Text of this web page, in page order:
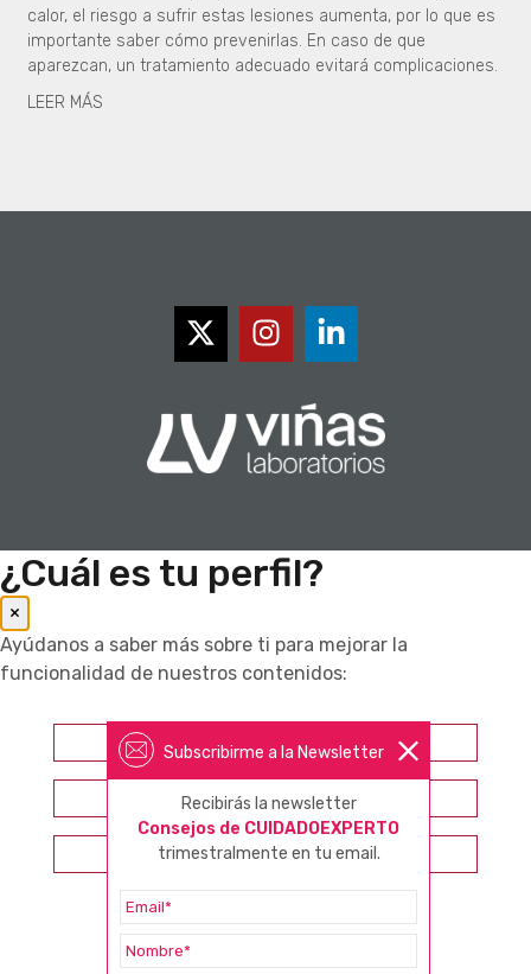
calor, el riesgo a sufrir estas lesiones aumenta, por lo que es
importante saber cómo prevenirlas. En caso de que
aparezcan, un tratamiento adecuado evitará complicaciones.
LEER MÁS
Subscribirme a la Newsletter
Recibirás la newsletter
Consejos de CUIDADOEXPERTO
trimestralmente en tu email.
¿Cuál es tu perfil?
×
Ayúdanos a saber más sobre ti para mejorar la
funcionalidad de nuestros contenidos:
Farmacéutico
Otros profesionales sanitarios
Consumidor